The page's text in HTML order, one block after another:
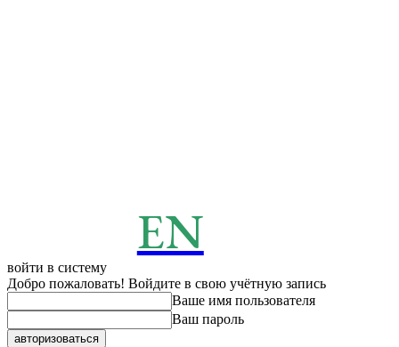
EN
войти в систему
Добро пожаловать! Войдите в свою учётную запись
Ваше имя пользователя
Ваш пароль